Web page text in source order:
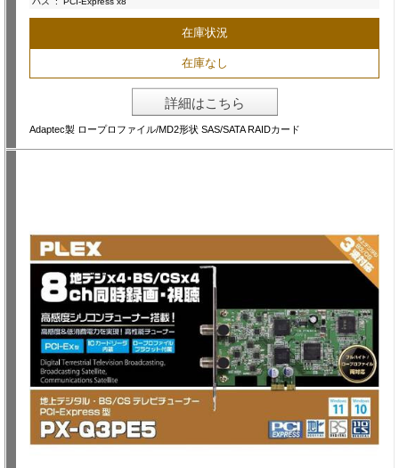
在庫状況
在庫なし
詳細はこちら
Adaptec製 ロープロファイル/MD2形状 SAS/SATA RAIDカード